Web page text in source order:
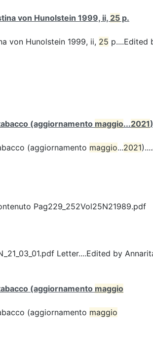
von Hunolstein 1999, ii, 25 p.
von Hunolstein 1999, ii, 25 p....Edited
(aggiornamento maggio...2021
(aggiornamento maggio...2021
Pag229_252Vol25N21989.pdf
Letter....Edited by
(aggiornamento maggio
(aggiornamento maggio